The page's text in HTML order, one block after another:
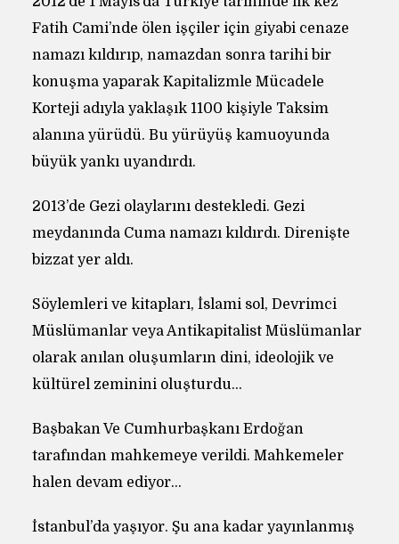
Fatih Cami’nde ölen işçiler için giyabi cenaze
namazı kıldırıp, namazdan sonra tarihi bir
konuşma yaparak Kapitalizmle Mücadele
Korteji adıyla yaklaşık 1100 kişiyle Taksim
alanına yürüdü. Bu yürüyüş kamuoyunda
büyük yankı uyandırdı.
2013’de Gezi olaylarını destekledi. Gezi
meydanında Cuma namazı kıldırdı. Direnişte
bizzat yer aldı.
Söylemleri ve kitapları, İslami sol, Devrimci
Müslümanlar veya Antikapitalist Müslümanlar
olarak anılan oluşumların dini, ideolojik ve
kültürel zeminini oluşturdu…
Başbakan Ve Cumhurbaşkanı Erdoğan
tarafından mahkemeye verildi. Mahkemeler
halen devam ediyor…
İstanbul’da yaşıyor. Şu ana kadar yayınlanmış